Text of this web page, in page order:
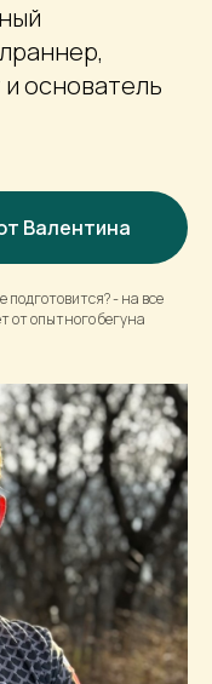
основатель
Валентина
подготовится? - на все
от опытного бегуна